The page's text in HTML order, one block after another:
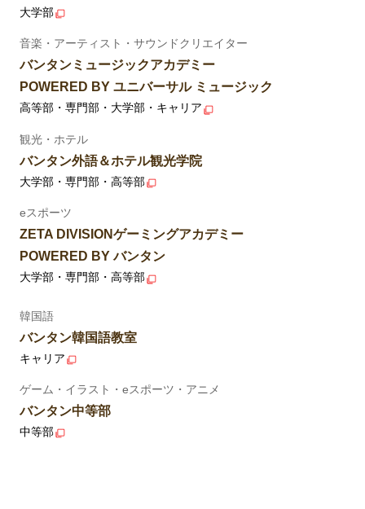
大学部
音楽・アーティスト・サウンドクリエイター
バンタンミュージックアカデミー
POWERED BY ユニバーサル ミュージック
高等部・専門部・大学部・キャリア
観光・ホテル
バンタン外語＆ホテル観光学院
大学部・専門部・高等部
eスポーツ
ZETA DIVISIONゲーミングアカデミー
POWERED BY バンタン
大学部・専門部・高等部
韓国語
バンタン韓国語教室
キャリア
ゲーム・イラスト・eスポーツ・アニメ
バンタン中等部
中等部